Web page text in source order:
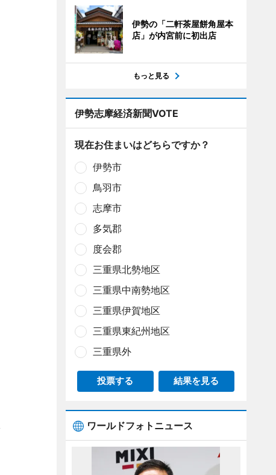
伊勢の「二軒茶屋餅角屋本
店」が内宮前に初出店
もっと見る
伊勢志摩経済新聞VOTE
現在お住まいはどちらですか？
伊勢市
鳥羽市
志摩市
多気郡
度会郡
三重県北勢地区
三重県中南勢地区
三重県伊賀地区
三重県東紀州地区
三重県外
投票する 結果を見る
ワールドフォトニュース